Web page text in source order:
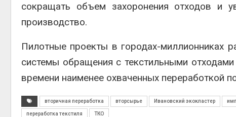
сокращать объем захоронения отходов и
производство.
Пилотные проекты в городах-миллионниках
системы обращения с текстильными
времени наименее охваченных переработкой
вторичная переработка вторсырье Ивановский экокластер
переработка текстиля ТКО